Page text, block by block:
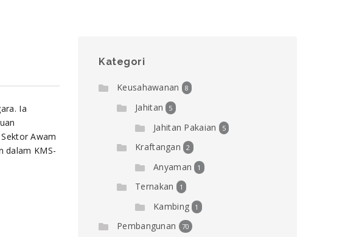
Ia
Awam
dalam KMS-
Kategori
Keusahawanan 8
Jahitan 5
Jahitan Pakaian 5
Kraftangan 2
Anyaman 1
Ternakan 1
Kambing 1
Pembangunan 70